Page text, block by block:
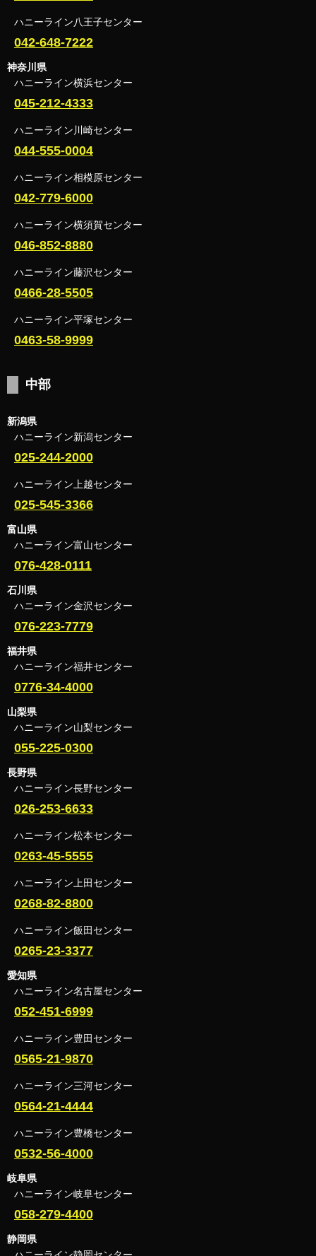
ハニーライン八王子センター
042-648-7222
神奈川県
ハニーライン横浜センター
045-212-4333
ハニーライン川崎センター
044-555-0004
ハニーライン相模原センター
042-779-6000
ハニーライン横須賀センター
046-852-8880
ハニーライン藤沢センター
0466-28-5505
ハニーライン平塚センター
0463-58-9999
中部
新潟県
ハニーライン新潟センター
025-244-2000
ハニーライン上越センター
025-545-3366
富山県
ハニーライン富山センター
076-428-0111
石川県
ハニーライン金沢センター
076-223-7779
福井県
ハニーライン福井センター
0776-34-4000
山梨県
ハニーライン山梨センター
055-225-0300
長野県
ハニーライン長野センター
026-253-6633
ハニーライン松本センター
0263-45-5555
ハニーライン上田センター
0268-82-8800
ハニーライン飯田センター
0265-23-3377
愛知県
ハニーライン名古屋センター
052-451-6999
ハニーライン豊田センター
0565-21-9870
ハニーライン三河センター
0564-21-4444
ハニーライン豊橋センター
0532-56-4000
岐阜県
ハニーライン岐阜センター
058-279-4400
静岡県